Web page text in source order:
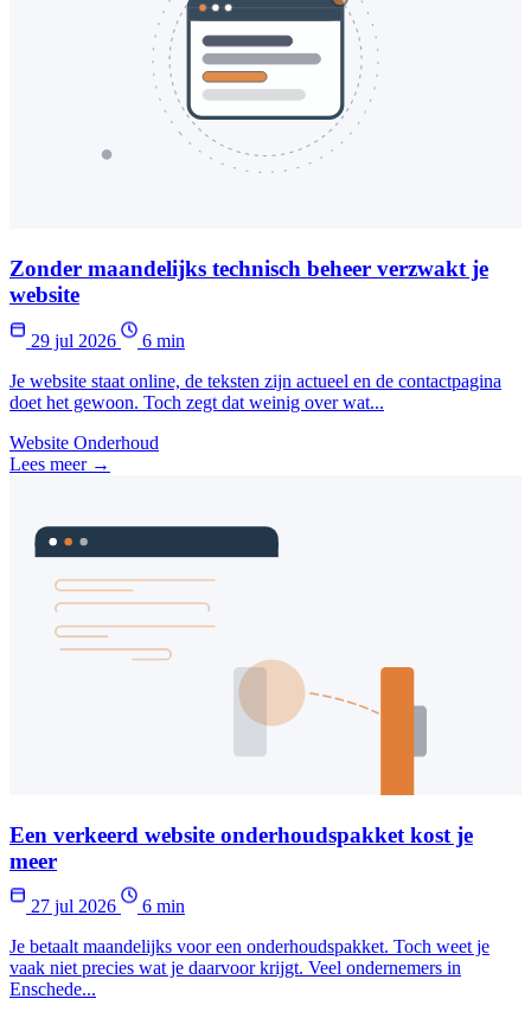
Zonder maandelijks technisch beheer verzwakt je
website
29 jul 2026
6 min
Je website staat online, de teksten zijn actueel en de contactpagina
doet het gewoon. Toch zegt dat weinig over wat...
Website Onderhoud
Lees meer →
Een verkeerd website onderhoudspakket kost je
meer
27 jul 2026
6 min
Je betaalt maandelijks voor een onderhoudspakket. Toch weet je
vaak niet precies wat je daarvoor krijgt. Veel ondernemers in
Enschede...